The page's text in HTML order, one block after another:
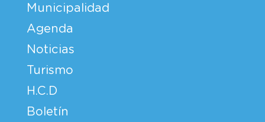
Municipalidad
Agenda
Noticias
Turismo
H.C.D
Boletín